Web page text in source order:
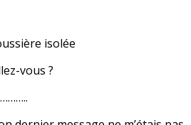
isolée
vous ?